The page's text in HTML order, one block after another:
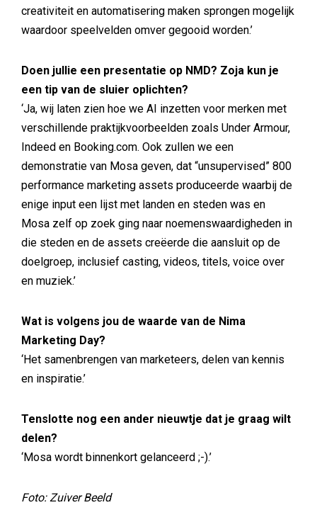
creativiteit en automatisering maken sprongen mogelijk
waardoor speelvelden omver gegooid worden.’
Doen jullie een presentatie op NMD? Zoja kun je
een tip van de sluier oplichten?
‘Ja, wij laten zien hoe we AI inzetten voor merken met
verschillende praktijkvoorbeelden zoals Under Armour,
Indeed en Booking.com. Ook zullen we een
demonstratie van Mosa geven, dat “unsupervised” 800
performance marketing assets produceerde waarbij de
enige input een lijst met landen en steden was en
Mosa zelf op zoek ging naar noemenswaardigheden in
die steden en de assets creëerde die aansluit op de
doelgroep, inclusief casting, videos, titels, voice over
en muziek.’
Wat is volgens jou de waarde van de Nima
Marketing Day?
‘Het samenbrengen van marketeers, delen van kennis
en inspiratie.’
Tenslotte nog een ander nieuwtje dat je graag wilt
delen?
‘Mosa wordt binnenkort gelanceerd ;-).’
Foto: Zuiver Beeld